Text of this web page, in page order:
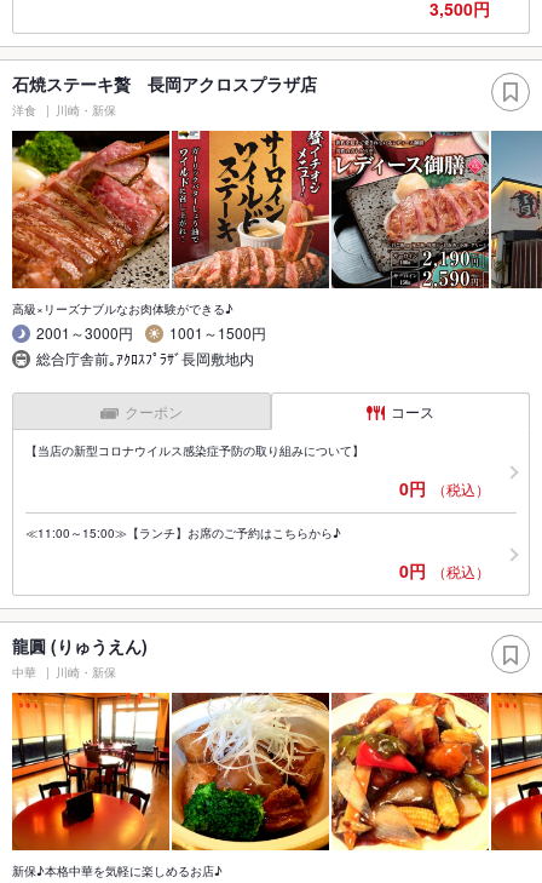
3,500円
石焼ステーキ贅 長岡アクロスプラザ店
洋食 川崎・新保
高級×リーズナブルなお肉体験ができる♪
2001～3000円
1001～1500円
総合庁舎前｡ｱｸﾛｽﾌﾟﾗｻﾞ長岡敷地内
クーポン コース
【当店の新型コロナウイルス感染症予防の取り組みについて】
0円 （税込）
≪11:00～15:00≫【ランチ】お席のご予約はこちらから♪
0円 （税込）
龍圓 (りゅうえん)
中華 川崎・新保
新保♪本格中華を気軽に楽しめるお店♪